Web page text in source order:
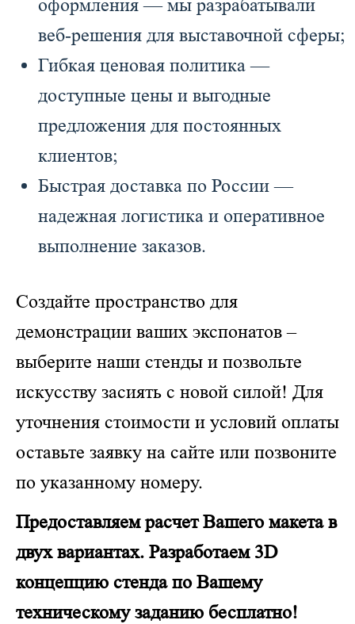
оформления — мы разрабатывали
веб-решения для выставочной сферы;
Гибкая ценовая политика —
доступные цены и выгодные
предложения для постоянных
клиентов;
Быстрая доставка по России —
надежная логистика и оперативное
выполнение заказов.
Создайте пространство для
демонстрации ваших экспонатов –
выберите наши стенды и позвольте
искусству засиять с новой силой! Для
уточнения стоимости и условий оплаты
оставьте заявку на сайте или позвоните
по указанному номеру.
Предоставляем расчет Вашего макета в
двух вариантах. Разработаем 3D
концепцию стенда по Вашему
техническому заданию бесплатно!